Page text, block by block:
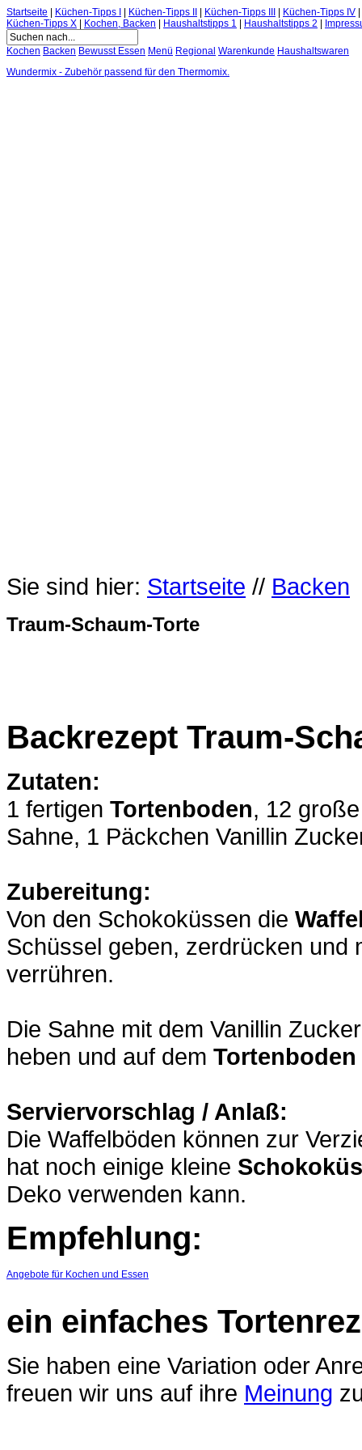
Startseite Küchen-Tipps I Küchen-Tipps II Küchen-Tipps III Küchen-Tipps IV
Küchen-Tipps X
Kochen, Backen Haushaltstipps 1 Haushaltstipps 2
Kochen Backen Bewusst Essen Menü Regional Warenkunde Haushaltswaren
Wundermix - Zubehör passend für den Thermomix.
Sie sind hier: Startseite // Backen
Traum-Schaum-Torte
Backrezept Traum-
Zutaten:
1 fertigen Tortenboden, 12
Sahne, 1 Päckchen Vanillin
Zubereitung:
Von den Schokoküssen die
Schüssel geben, zerdrücken und
verrühren.
Die Sahne mit dem Vanillin
heben und auf dem Tortenboden
Serviervorschlag / Anlaß:
Die Waffelböden können zur
hat noch einige kleine
Deko verwenden kann.
Empfehlung:
Angebote für Kochen und Essen
ein einfaches
Sie haben eine Variation oder
freuen wir uns auf ihre Meinung